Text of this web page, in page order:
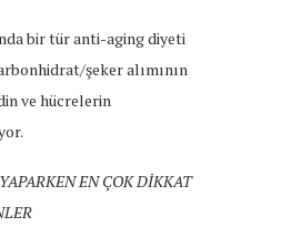
bir tür anti-aging diyeti
şeker alımının
ve hücrelerin
EN ÇOK DİKKAT